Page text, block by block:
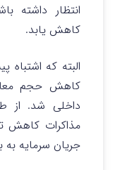
انتظار داشته
کاهش یابد.
البته که
کاهش حجم
داخلی شد. از
مذاکرات کاهش
جریان سرمایه به